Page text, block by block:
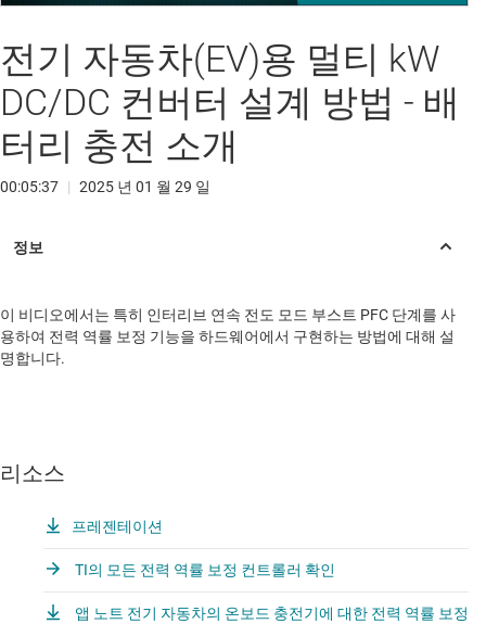
Video
전기 자동차(EV)용 멀티 kW
DC/DC 컨버터 설계 방법 - 배
터리 충전 소개
00:05:37 | 2025 년 01 월 29 일
이 비디오에서는 특히 인터리브 연속 전도 모드 부스트 PFC 단계를 사
용하여 전력 역률 보정 기능을 하드웨어에서 구현하는 방법에 대해 설
명합니다.
리소스
프레젠테이션
TI의 모든 전력 역률 보정 컨트롤러 확인
앱 노트 전기 자동차의 온보드 충전기에 대한 전력 역률 보정